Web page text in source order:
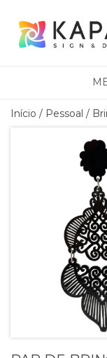
Início / Pessoal /